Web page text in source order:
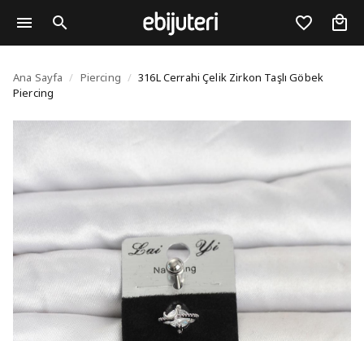
316L Cerrahi Çelik
Ana Sayfa / Piercing / 316L Cerrahi Çelik Zirkon Taşlı Göbek
Piercing